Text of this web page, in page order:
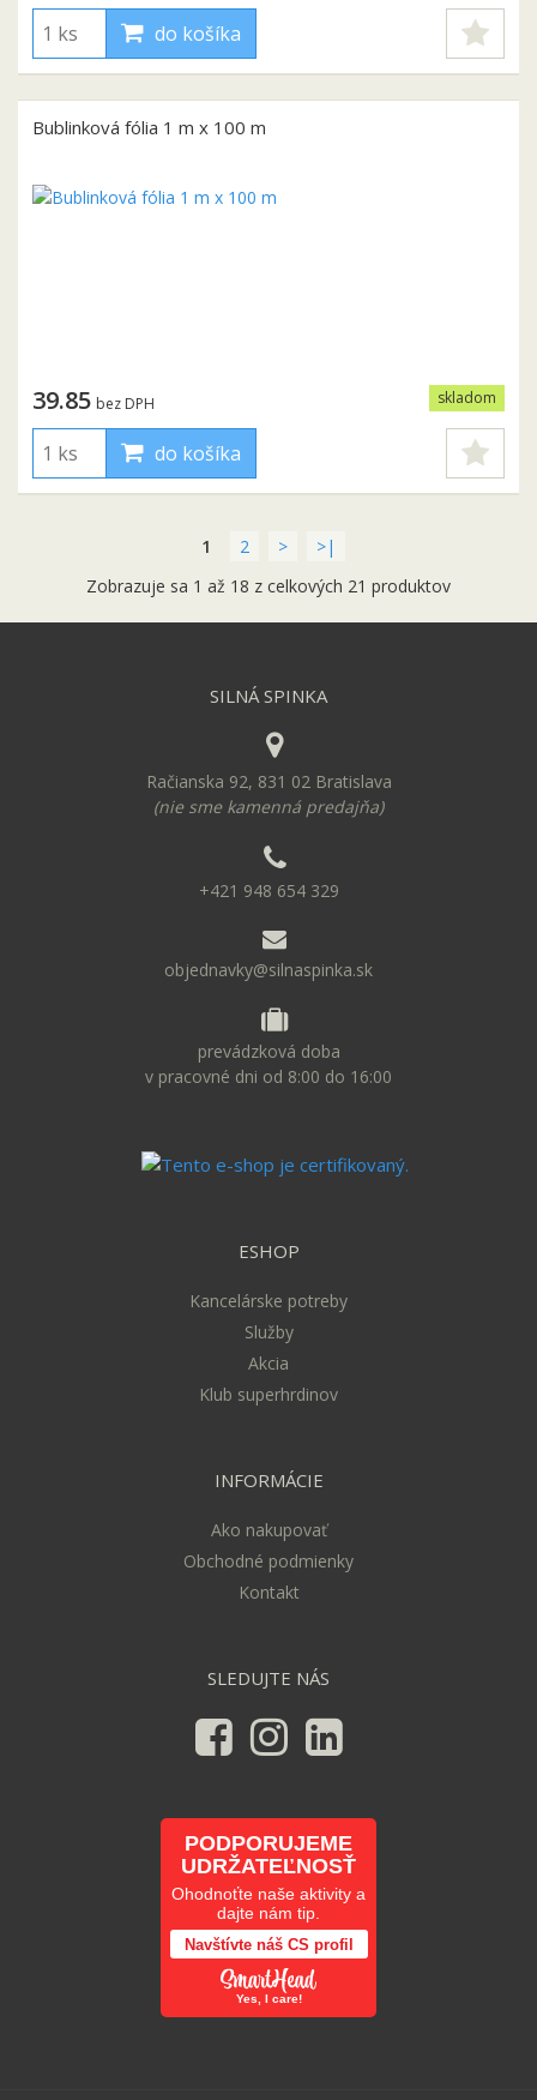
do košíka
Bublinková fólia 1 m x 100 m
skladom
39.85 bez DPH
do košíka
1 2 >
>|
Zobrazuje sa 1 až 18 z celkových 21 produktov
SILNÁ SPINKA
Račianska 92, 831 02 Bratislava
(nie sme kamenná predajňa)
+421 948 654 329
objednavky@silnaspinka.sk
prevádzková doba
v pracovné dni od 8:00 do 16:00
ESHOP
Kancelárske potreby
Služby
Akcia
Klub superhrdinov
INFORMÁCIE
Ako nakupovať
Obchodné podmienky
Kontakt
SLEDUJTE NÁS
PODPORUJEME
UDRŽATEĽNOSŤ
Ohodnoťte naše aktivity a
dajte nám tip.
Navštívte náš CS profil
Yes, I care!